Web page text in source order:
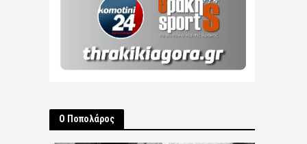
Ο Ποπολάρος